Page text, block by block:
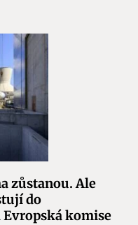
zůstanou. Ale
do
komise